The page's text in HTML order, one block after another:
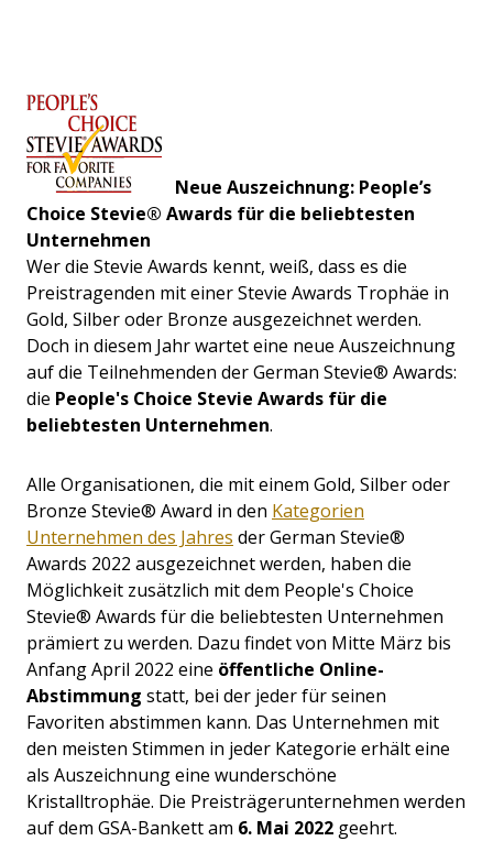
Neue Auszeichnung: People’s
Choice Stevie® Awards für die beliebtesten
Unternehmen
Wer die Stevie Awards kennt, weiß, dass es die
Preistragenden mit einer Stevie Awards Trophäe in
Gold, Silber oder Bronze ausgezeichnet werden.
Doch in diesem Jahr wartet eine neue Auszeichnung
auf die Teilnehmenden der German Stevie® Awards:
die People's Choice Stevie Awards für die
beliebtesten Unternehmen.
Alle Organisationen, die mit einem Gold, Silber oder
Bronze Stevie® Award in den Kategorien
Unternehmen des Jahres der German Stevie®
Awards 2022 ausgezeichnet werden, haben die
Möglichkeit zusätzlich mit dem People's Choice
Stevie® Awards für die beliebtesten Unternehmen
prämiert zu werden. Dazu findet von Mitte März bis
Anfang April 2022 eine öffentliche Online-
Abstimmung statt, bei der jeder für seinen
Favoriten abstimmen kann. Das Unternehmen mit
den meisten Stimmen in jeder Kategorie erhält eine
als Auszeichnung eine wunderschöne
Kristalltrophäe. Die Preisträgerunternehmen werden
auf dem GSA-Bankett am 6. Mai 2022 geehrt.